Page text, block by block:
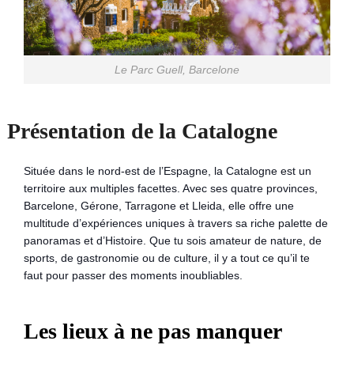
Le Parc Guell, Barcelone
Présentation de la Catalogne
Située dans le nord-est de l’Espagne, la Catalogne est un
territoire aux multiples facettes. Avec ses quatre provinces,
Barcelone, Gérone, Tarragone et Lleida, elle offre une
multitude d’expériences uniques à travers sa riche palette de
panoramas et d’Histoire. Que tu sois amateur de nature, de
sports, de gastronomie ou de culture, il y a tout ce qu’il te
faut pour passer des moments inoubliables.
Les lieux à ne pas manquer